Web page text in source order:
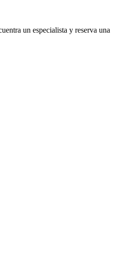
un especialista y reserva una